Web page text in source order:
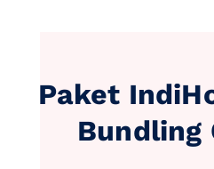
Paket
Bundling